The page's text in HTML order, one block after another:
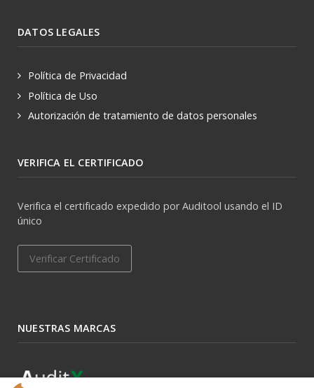
DATOS LEGALES
Política de Privacidad
Política de Uso
Autorización de tratamiento de datos personales
VERIFICA EL CERTIFICADO
Verifica el certificado expedido por Auditool usando el ID
único
Verificar Certificado
NUESTRAS MARCAS